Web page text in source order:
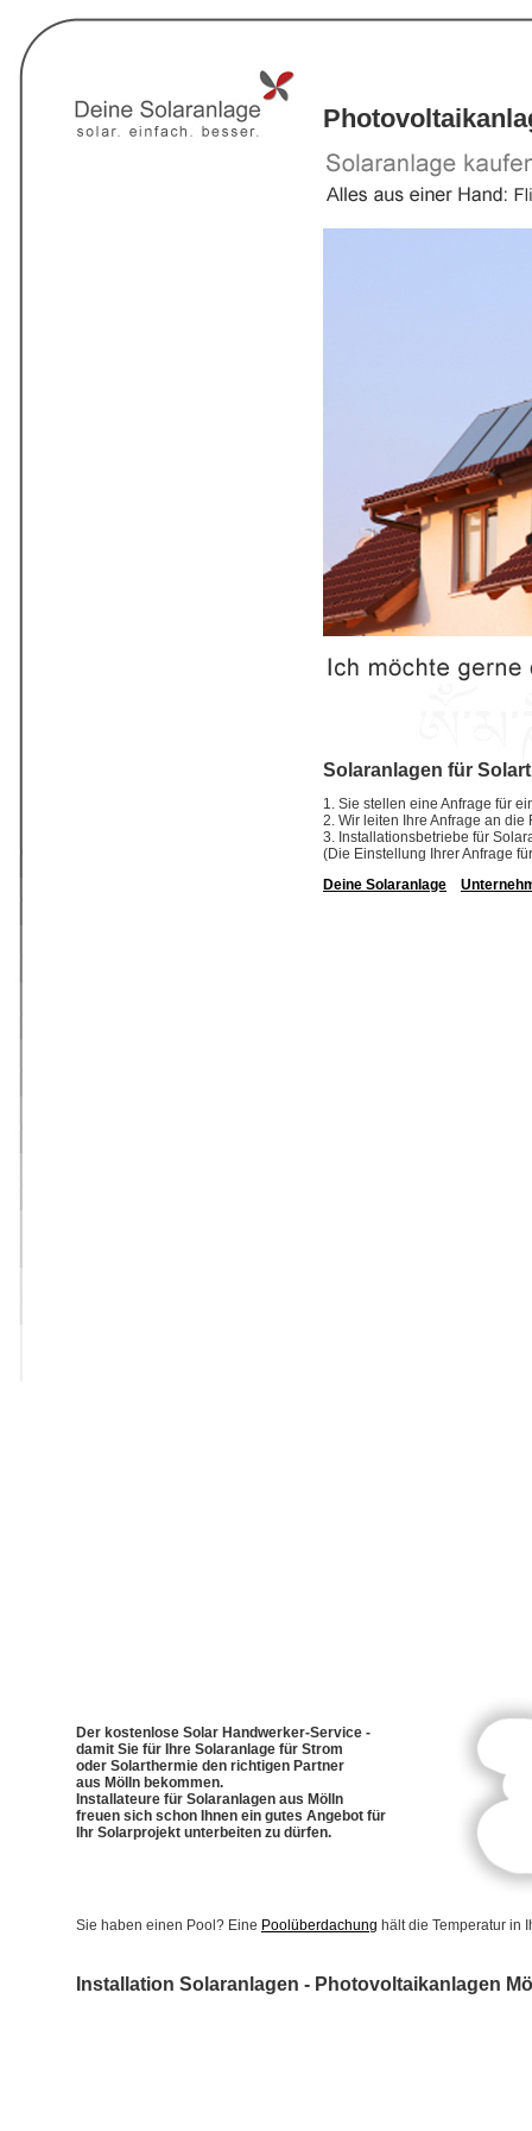
Solaranlagen für
1. Sie stellen eine Anfrage für
2. Wir leiten Ihre Anfrage an
3. Installationsbetriebe für
(Die Einstellung Ihrer Anfrage
Deine Solaranlage
Der kostenlose Solar Handwerker-Service -
damit Sie für Ihre Solaranlage für Strom
oder Solarthermie den richtigen Partner
aus Mölln bekommen.
Installateure für Solaranlagen aus Mölln
freuen sich schon Ihnen ein gutes Angebot für
Ihr Solarprojekt unterbeiten zu dürfen.
Sie haben einen Pool? Eine Poolüberdachung hält die Temperatur in
Installation Solaranlagen - Photovoltaikanlagen